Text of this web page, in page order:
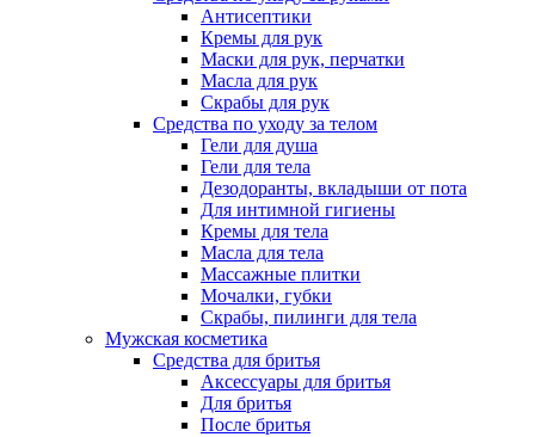
Антисептики
Кремы для рук
Маски для рук, перчатки
Масла для рук
Скрабы для рук
Средства по уходу за телом
Гели для душа
Гели для тела
Дезодоранты, вкладыши от пота
Для интимной гигиены
Кремы для тела
Масла для тела
Массажные плитки
Мочалки, губки
Скрабы, пилинги для тела
Мужская косметика
Средства для бритья
Аксессуары для бритья
Для бритья
После бритья